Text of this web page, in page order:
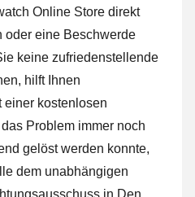
Online Store direkt
oder eine Beschwerde
keine zufriedenstellende
hilft Ihnen
kostenlosen
Problem immer noch
gelöst werden konnte,
dem unabhängigen
in Den